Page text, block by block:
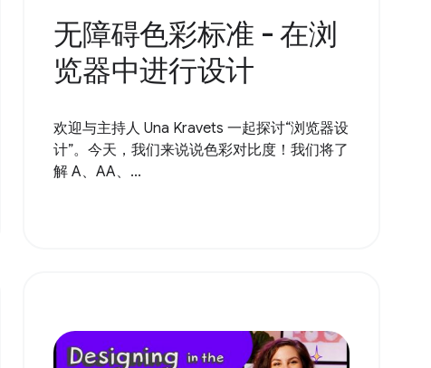
无障碍色彩标准 - 在浏
览器中进行设计
欢迎与主持人 Una Kravets 一起探讨“浏览器设
计”。今天，我们来说说色彩对比度！我们将了
解 A、AA、...